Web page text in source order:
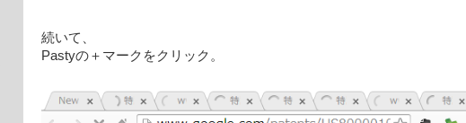
続いて、
Pastyの＋マークをクリック。